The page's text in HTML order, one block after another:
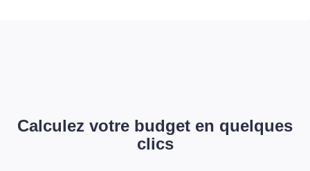
Calculez votre budget en quelques
clics